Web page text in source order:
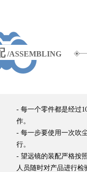
/ASSEMBLING
- 每一个零件都是经过
作。
- 每一步要使用一次吹
行。
- 望远镜的装配严格按
人员随时对产品进行检